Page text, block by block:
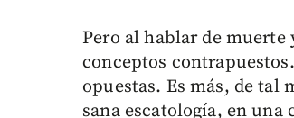
Pero al hablar de
conceptos
opuestas. Es más, de tal
sana escatología, en